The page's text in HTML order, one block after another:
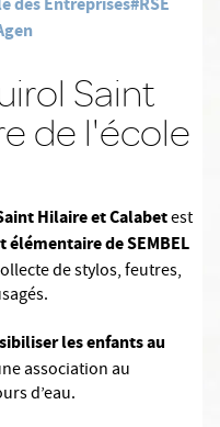
Saint
de l'école
Hilaire et Calabetest
de SEMBEL
de stylos, feutres,
les enfants au
association au
d’eau.